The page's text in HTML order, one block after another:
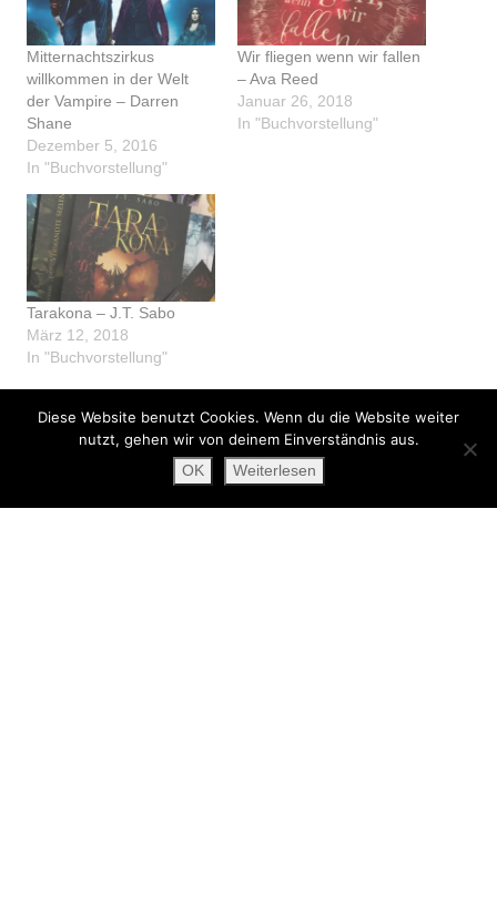
Mitternachtszirkus
willkommen in der Welt
der Vampire – Darren
Shane
Dezember 5, 2016
In "Buchvorstellung"
Wir fliegen wenn wir fallen
– Ava Reed
Januar 26, 2018
In "Buchvorstellung"
Tarakona – J.T. Sabo
März 12, 2018
In "Buchvorstellung"
Rabenaas – Wie Mann die Schatten Fängt – Sarah Adler
Rosen und Knochen
Diese Website benutzt Cookies. Wenn du die Website weiter
nutzt, gehen wir von deinem Einverständnis aus.
OK Weiterlesen